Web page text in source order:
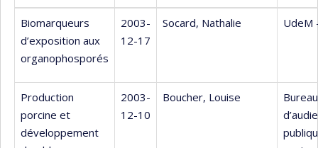
Biomarqueurs
d’exposition aux
organophosporés
2003-
12-17
Socard, Nathalie UdeM
Production
porcine et
développement
2003-
12-10
Boucher, Louise
Bureau